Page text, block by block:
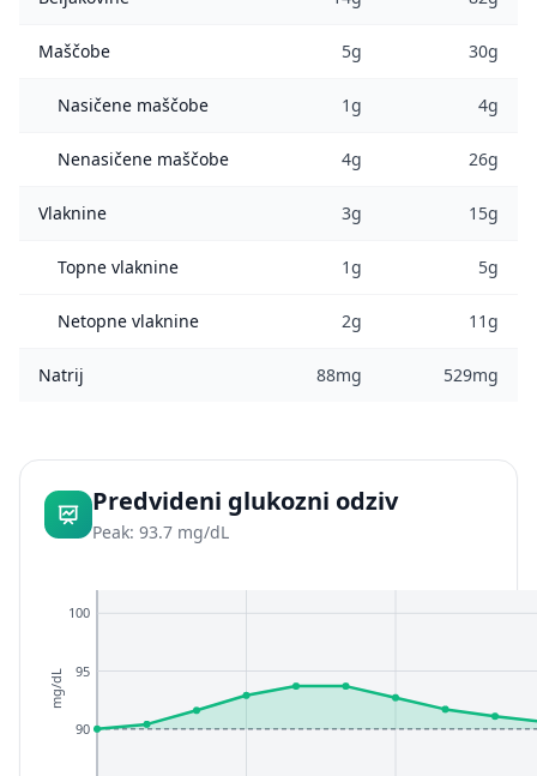
Maščobe 5g 30g
Nasičene maščobe 1g 4g
Nenasičene maščobe 4g 26g
Vlaknine 3g 15g
Topne vlaknine 1g 5g
Netopne vlaknine 2g 11g
Natrij 88mg 529mg
Predvideni glukozni odziv
Peak: 93.7 mg/dL
90
95
100
mg/dL